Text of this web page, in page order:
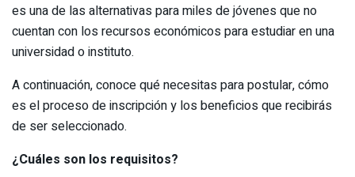
es una de las alternativas para miles de jóvenes que no
cuentan con los recursos económicos para estudiar en una
universidad o instituto.
A continuación, conoce qué necesitas para postular, cómo
es el proceso de inscripción y los beneficios que recibirás
de ser seleccionado.
¿Cuáles son los requisitos?